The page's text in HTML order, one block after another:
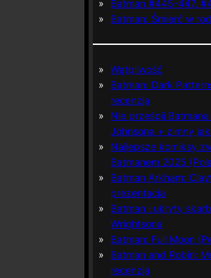
Batman #445-447,
Batman: Śmierć w
Wątpliwość
Batman: Dark
recenzja
Nie prześpij Batmana
Johnsona + zimny
Najlepsze komiksy
Batmanem 2025
Batman Arkham:
prezentacja
Batman i ukryty
Wrightsona
Batman: Full Moon
Batman and Robin:
recenzja